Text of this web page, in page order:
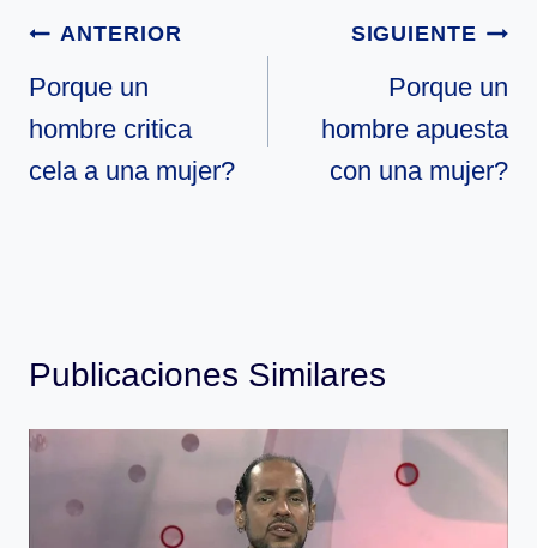
Navegación
de
entradas
ANTERIOR
Porque un
hombre critica
cela a una mujer?
SIGUIENTE
Porque un
hombre apuesta
con una mujer?
Publicaciones Similares